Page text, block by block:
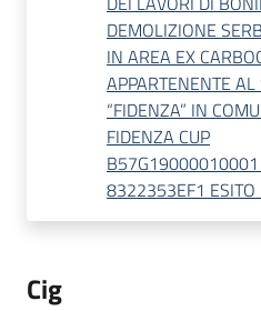
DEMOLIZIONE
IN AREA EX
APPARTENENTE AL
“FIDENZA” IN
FIDENZA CUP
B57G19000010001
8322353EF1 ESITO
Cig